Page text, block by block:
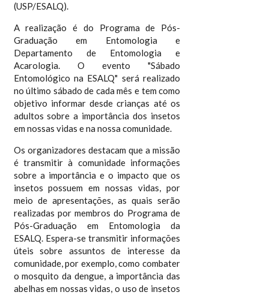
(USP/ESALQ).
A realização é do Programa de Pós-
Graduação em Entomologia e
Departamento de Entomologia e
Acarologia. O evento "Sábado
Entomológico na ESALQ" será realizado
no último sábado de cada mês e tem como
objetivo informar desde crianças até os
adultos sobre a importância dos insetos
em nossas vidas e na nossa comunidade.
Os organizadores destacam que a missão
é transmitir à comunidade informações
sobre a importância e o impacto que os
insetos possuem em nossas vidas, por
meio de apresentações, as quais serão
realizadas por membros do Programa de
Pós-Graduação em Entomologia da
ESALQ. Espera-se transmitir informações
úteis sobre assuntos de interesse da
comunidade, por exemplo, como combater
o mosquito da dengue, a importância das
abelhas em nossas vidas, o uso de insetos